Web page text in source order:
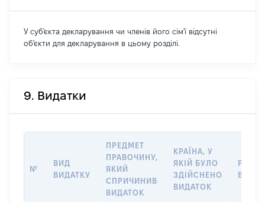
У суб'єкта декларування чи членів його сім'ї відсутні
об'єкти для декларування в цьому розділі.
9. Видатки
№
ВИД
ВИДАТКУ
ПРЕДМЕТ
ПРАВОЧИНУ,
ЯКИЙ
СПРИЧИНИВ
ВИДАТОК
КРАЇНА, У
ЯКІЙ БУЛО
ЗДІЙСНЕНО
ВИДАТОК